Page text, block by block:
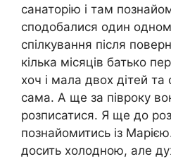
санаторію і там
сподобалися один
спілкування після
кілька місяців батько
хоч і мала двох дітей та
сама. А ще за півроку
розписатися. Я ще до
познайомитись із
досить холодною, але